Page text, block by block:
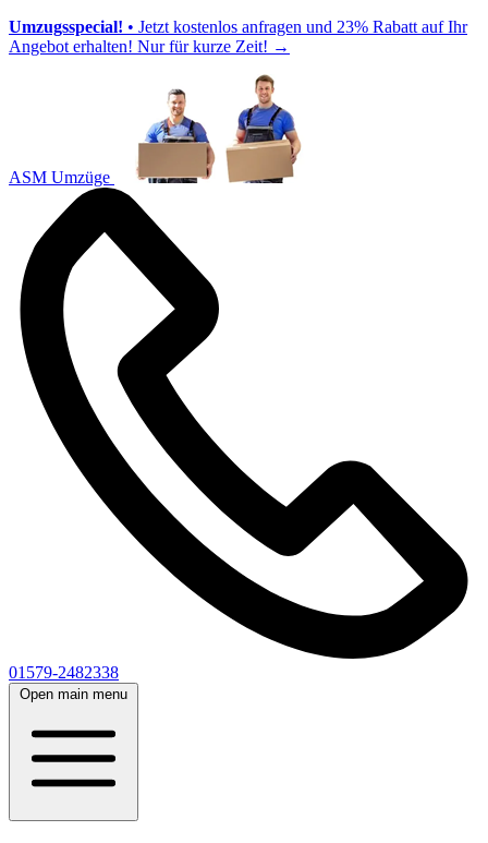
Umzugsspecial! • Jetzt kostenlos anfragen und 23% Rabatt auf Ihr
Angebot erhalten! Nur für kurze Zeit! →
ASM Umzüge
01579-2482338
Open main menu